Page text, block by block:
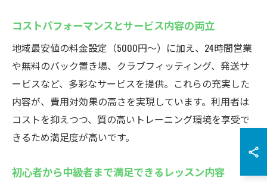
コストパフォーマンスとサービス内容の両立
地域最安値の料金設定（5000円～）に加え、24時間営業
や無料のバック置き場、クラブフィッティング、発送サ
ービスなど、多彩なサービスを提供。これらの充実した
内容が、費用対効果の高さを実現しています。利用者は
コストを抑えつつ、質の高いトレーニング環境を享受で
きるため満足度が高いです。
初心者から中級者まで満足できるレッスン内容